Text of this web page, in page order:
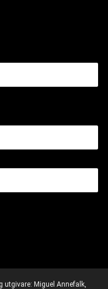
utgivare: Miguel Annefalk,